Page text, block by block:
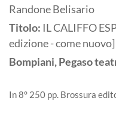
Randone Belisario
Titolo: IL CALIFFO
edizione - come nuovo]
Bompiani, Pegaso
In 8° 250 pp. Brossura